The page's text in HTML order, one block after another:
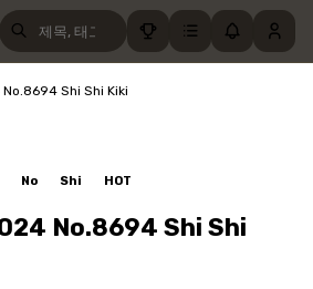
Shi Shi Kiki
No Shi HOT
No.8694 Shi Shi